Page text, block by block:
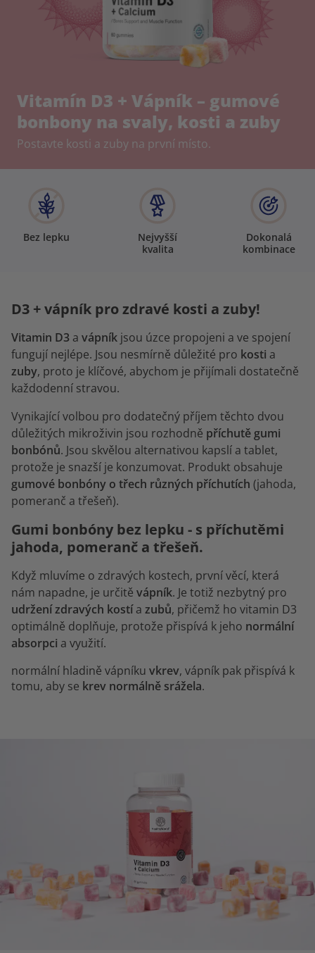
Vitamín D3 + Vápník – gumové
bonbony na svaly, kosti a zuby
Postavte kosti a zuby na první místo.
Bez lepku
Nejvyšší
kvalita
Dokonalá
kombinace
D3 + vápník pro zdravé kosti a zuby!
Vitamin D3 a vápník jsou úzce propojeni a ve spojení
fungují nejlépe. Jsou nesmírně důležité pro kosti a
zuby, proto je klíčové, abychom je přijímali dostatečně
každodenní stravou.
Vynikající volbou pro dodatečný příjem těchto dvou
důležitých mikroživin jsou rozhodně příchutě gumi
bonbónů. Jsou skvělou alternativou kapslí a tablet,
protože je snazší je konzumovat. Produkt obsahuje
gumové bonbóny o třech různých příchutích (jahoda,
pomeranč a třešeň).
Gumi bonbóny bez lepku - s příchutěmi
jahoda, pomeranč a třešeň.
Když mluvíme o zdravých kostech, první věcí, která
nám napadne, je určitě vápník. Je totiž nezbytný pro
udržení zdravých kostía zubů, přičemž ho vitamin D3
optimálně doplňuje, protože přispívá k jeho normální
absorpci a využití.
normální hladině vápníku vkrev, vápník pak přispívá k
tomu, aby se krev normálně srážela.